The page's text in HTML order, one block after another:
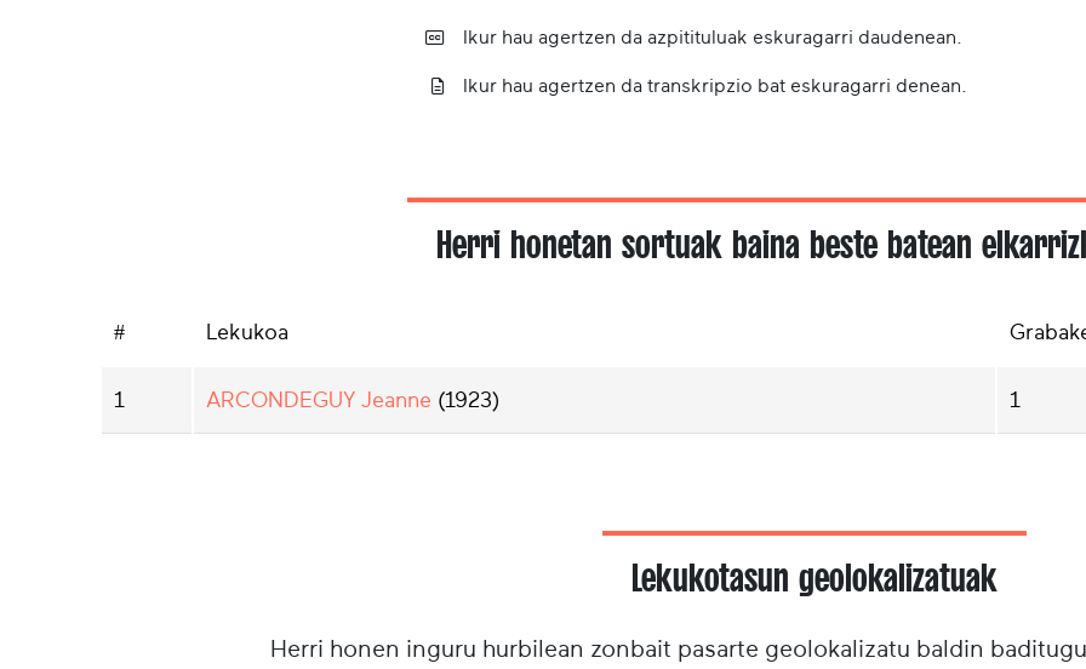
Ikur hau agertzen da azpitituluak eskuragarri daudenean.
Ikur hau agertzen da transkripzio bat eskuragarri denean.
Herri honetan sortuak baina beste batean
# Lekukoa
1 ARCONDEGUY Jeanne (1923) 1
Lekukotasun geolokalizatuak
Herri honen inguru hurbilean zonbait pasarte geolokalizatu baldin